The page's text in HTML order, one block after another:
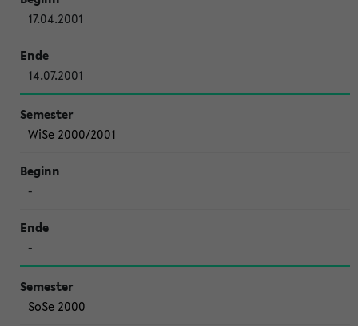
17.04.2001
14.07.2001
WiSe 2000/2001
-
-
SoSe 2000